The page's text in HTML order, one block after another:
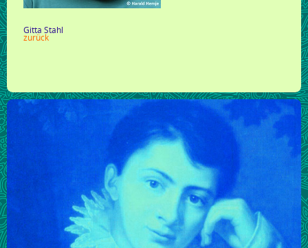
Gitta Stahl
zurück